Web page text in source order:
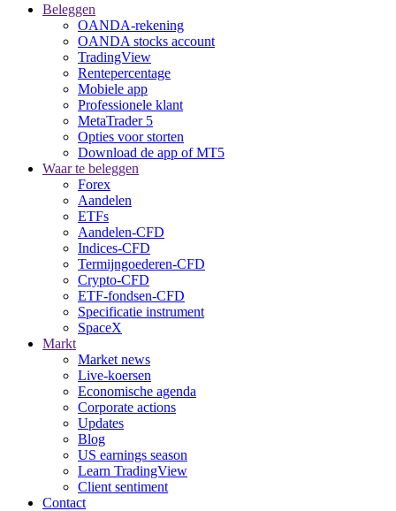
Beleggen
OANDA-rekening
OANDA stocks account
TradingView
Rentepercentage
Mobiele app
Professionele klant
MetaTrader 5
Opties voor storten
Download de app of MT5
Waar te beleggen
Forex
Aandelen
ETFs
Aandelen-CFD
Indices-CFD
Termijngoederen-CFD
Crypto-CFD
ETF-fondsen-CFD
Specificatie instrument
SpaceX
Markt
Market news
Live-koersen
Economische agenda
Corporate actions
Updates
Blog
US earnings season
Learn TradingView
Client sentiment
Contact